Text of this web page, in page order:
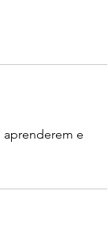
aprenderem e